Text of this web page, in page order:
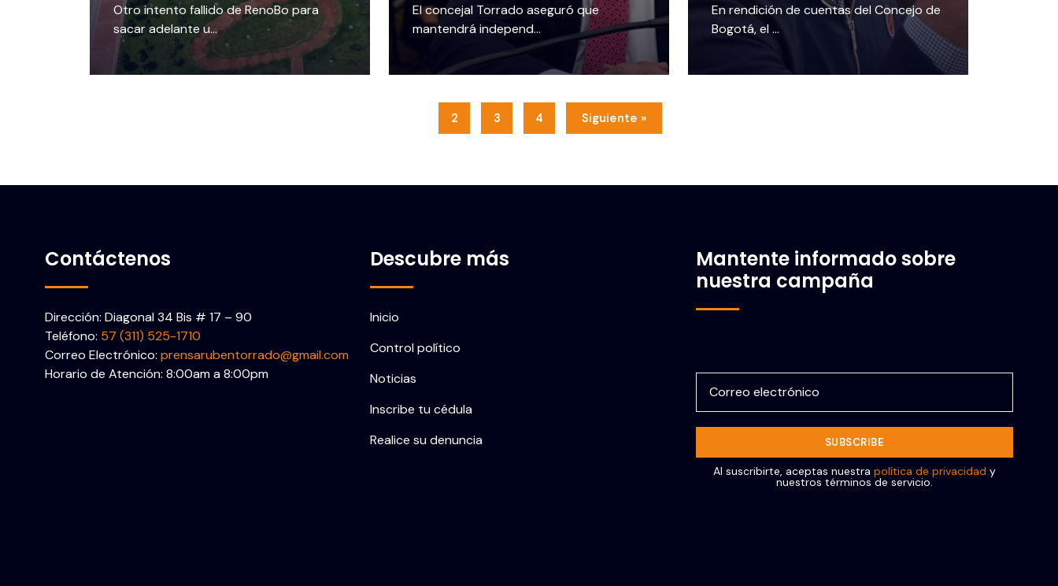
Otro intento fallido de RenoBo para
sacar adelante u...
El concejal Torrado aseguró que
mantendrá independ...
En rendición de cuentas del Concejo de
Bogotá, el ...
2 3 4 Siguiente »
Contáctenos
Dirección: Diagonal 34 Bis # 17 – 90
Teléfono: 57 (311) 525-1710
Correo Electrónico: prensarubentorrado@gmail.com
Horario de Atención: 8:00am a 8:00pm
Descubre más
Inicio
Control político
Noticias
Inscribe tu cédula
Realice su denuncia
Mantente informado sobre
nuestra campaña
Al suscribirte, aceptas nuestra política de privacidad y
nuestros términos de servicio.